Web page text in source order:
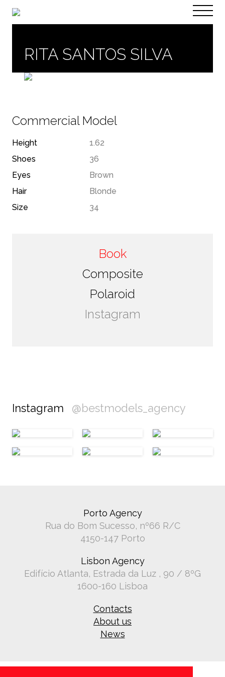
EN
RITA SANTOS SILVA
Commercial Model
Height
1.62
Shoes
36
Eyes
Brown
Hair
Blonde
Size
34
Book
Composite
Polaroid
Instagram
Instagram @bestmodels_agency
Porto Agency
Rua do Bom Sucesso, nº66 R/C
4150-147 Porto
Lisbon Agency
Edifício Atlanta, Estrada da Luz , 90 / 8ºG
1600-160 Lisboa
Contacts
About us
News